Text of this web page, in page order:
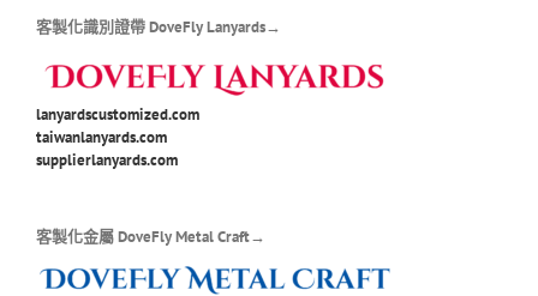
客製化識別證帶 DoveFly Lanyards→
lanyardscustomized.com
taiwanlanyards.com
supplierlanyards.com
客製化金屬 DoveFly Metal Craft→